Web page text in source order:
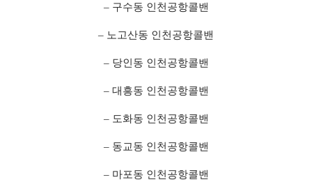
– 구수동 인천공항콜밴
– 노고산동 인천공항콜밴
– 당인동 인천공항콜밴
– 대흥동 인천공항콜밴
– 도화동 인천공항콜밴
– 동교동 인천공항콜밴
– 마포동 인천공항콜밴